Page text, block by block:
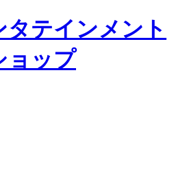
テインメント
ョップ